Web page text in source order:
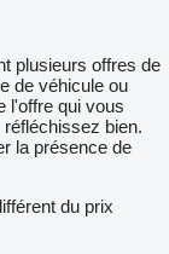
plusieurs offres de
de véhicule ou
l'offre qui vous
bien.
la présence de
du prix